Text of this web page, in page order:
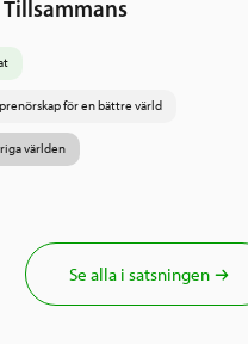
för en bättre värld
världen
Se alla i satsningen